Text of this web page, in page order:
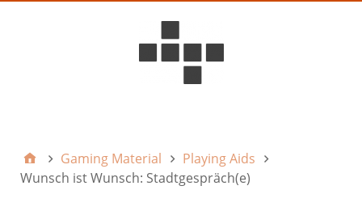
Gaming Material
Playing Aids
Wunsch ist Wunsch: Stadtgespräch(e)